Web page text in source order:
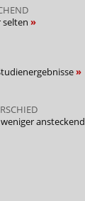
selten
ansteckend